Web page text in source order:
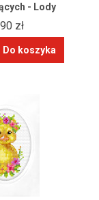
- Lody
zł